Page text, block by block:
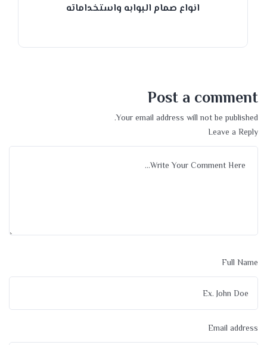
انواع صمام البوابه واستخداماته
Post a comment
Your email address will not be published.
Leave a Reply
Full Name
Email address